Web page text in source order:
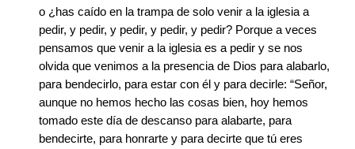
o ¿has caído en la trampa de solo venir a la iglesia a
pedir, y pedir, y pedir, y pedir, y pedir? Porque a veces
pensamos que venir a la iglesia es a pedir y se nos
olvida que venimos a la presencia de Dios para alabarlo,
para bendecirlo, para estar con él y para decirle: “Señor,
aunque no hemos hecho las cosas bien, hoy hemos
tomado este día de descanso para alabarte, para
bendecirte, para honrarte y para decirte que tú eres